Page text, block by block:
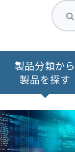
製品分類から
製品を探す